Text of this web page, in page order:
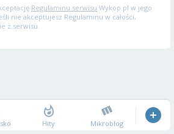
Regulaminu serwisu Wykop.pl w jego
nie akceptujesz Regulaminu w całości,
z serwisu.
Hity Mikroblog